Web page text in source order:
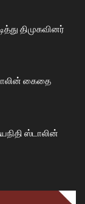
திமுகவினர்
கைதை
ஸ்டாலின்